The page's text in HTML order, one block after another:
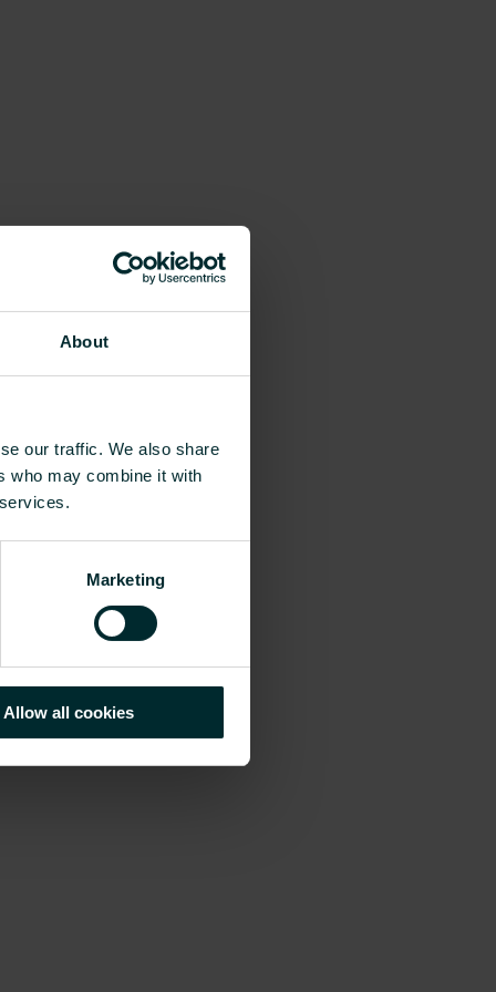
About
our traffic. We also share
who may combine it with
Marketing
Allow all cookies